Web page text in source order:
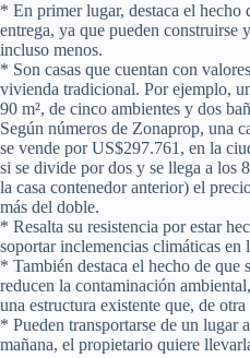
* En primer lugar, destaca el hecho
entrega, ya que pueden construirse
incluso menos.
* Son casas que cuentan con
vivienda tradicional. Por ejemplo,
90 m², de cinco ambientes y dos
Según números de Zonaprop, una
se vende por US$297.761, en la
si se divide por dos y se llega a los
la casa contenedor anterior) el
más del doble.
* Resalta su resistencia por estar
soportar inclemencias climáticas en
* También destaca el hecho de que
reducen la contaminación
una estructura existente que, de
* Pueden transportarse de un lugar
mañana, el propietario quiere